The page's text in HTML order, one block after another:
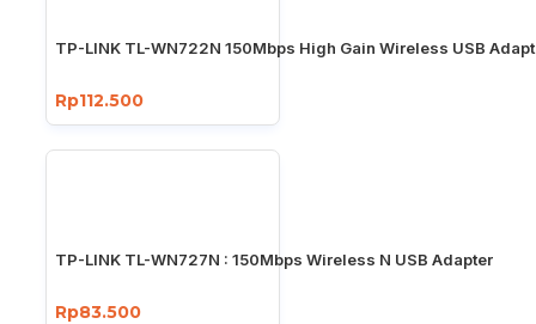
TP-LINK TL-WN722N 150Mbps High Gain Wireless USB
Rp112.500
TP-LINK TL-WN727N : 150Mbps Wireless N USB Adapter
Rp83.500